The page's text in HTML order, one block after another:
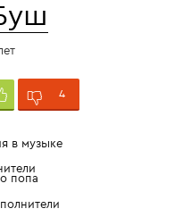
4
в музыке
попа